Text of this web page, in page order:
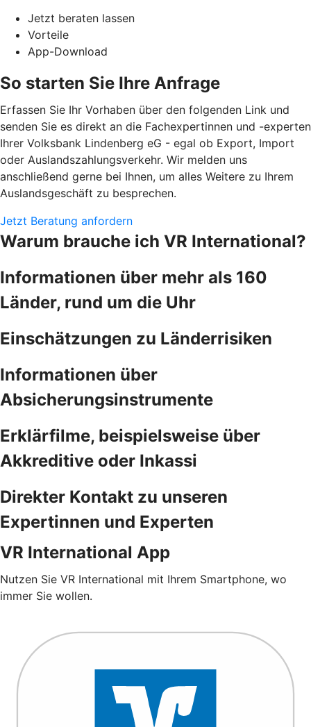
Jetzt beraten lassen
Vorteile
App-Download
So starten Sie Ihre Anfrage
Erfassen Sie Ihr Vorhaben über den folgenden Link und
senden Sie es direkt an die Fachexpertinnen und -experten
Ihrer Volksbank Lindenberg eG - egal ob Export, Import
oder Auslandszahlungsverkehr. Wir melden uns
anschließend gerne bei Ihnen, um alles Weitere zu Ihrem
Auslandsgeschäft zu besprechen.
Jetzt Beratung anfordern
Warum brauche ich VR International?
Informationen über mehr als 160
Länder, rund um die Uhr
Einschätzungen zu Länderrisiken
Informationen über
Absicherungsinstrumente
Erklärfilme, beispielsweise über
Akkreditive oder Inkassi
Direkter Kontakt zu unseren
Expertinnen und Experten
VR International App
Nutzen Sie VR International mit Ihrem Smartphone, wo
immer Sie wollen.